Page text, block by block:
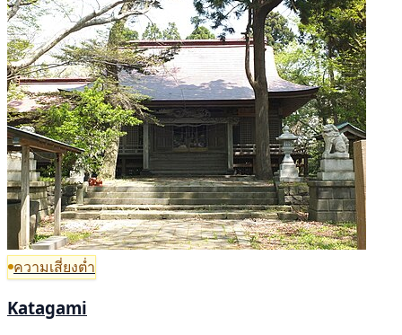
ความเสี่ยงต่ำ
Katagami